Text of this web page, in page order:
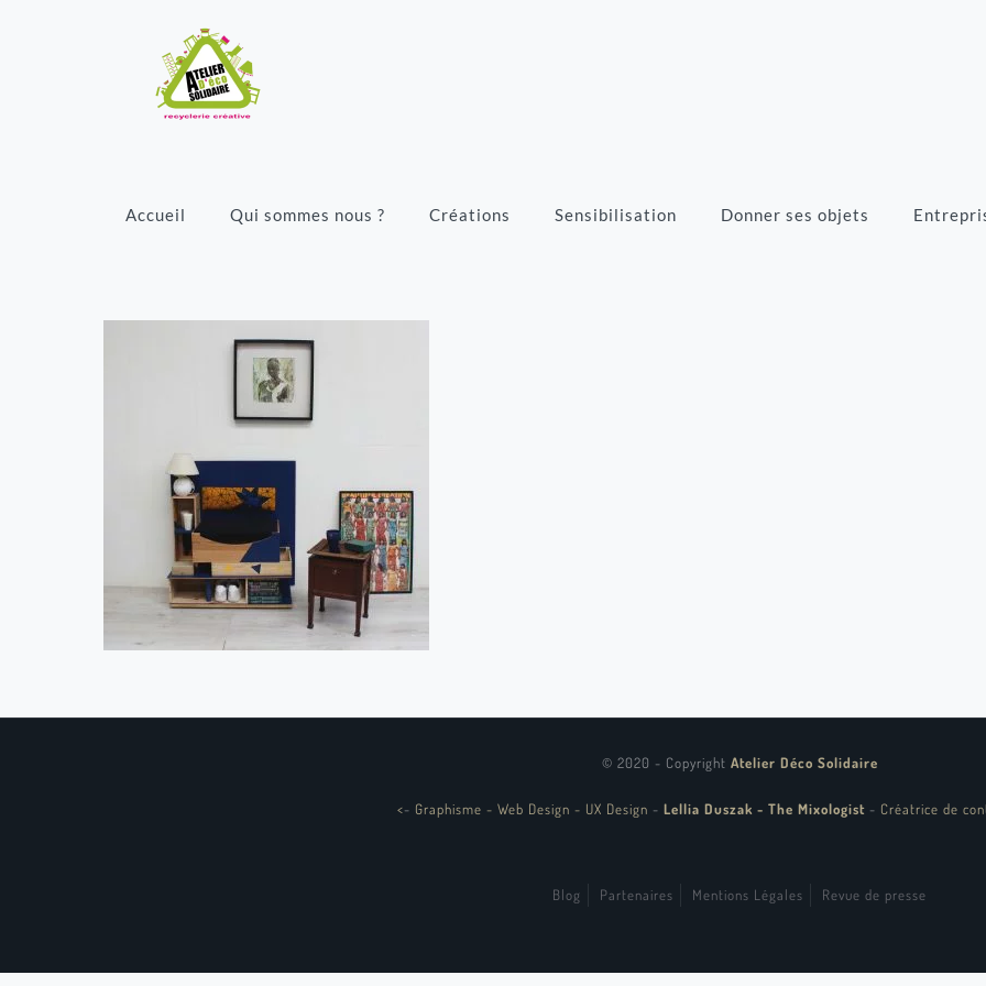
Accueil Qui sommes nous ? Créations Sensibilisation Donner ses objets
© 2020 - Copyright Atelier Déco Solidaire
<- Graphisme - Web Design - UX Design - Lellia Duszak - The Mixologist - Créatrice de
Blog Partenaires Mentions Légales Revue de presse